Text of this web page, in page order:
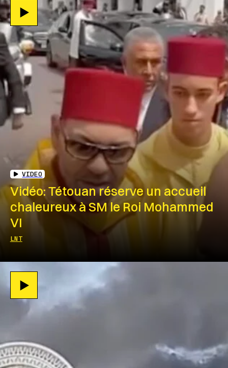
VIDEO
Vidéo: Tétouan réserve un accueil
chaleureux à SM le Roi Mohammed
VI
LNT